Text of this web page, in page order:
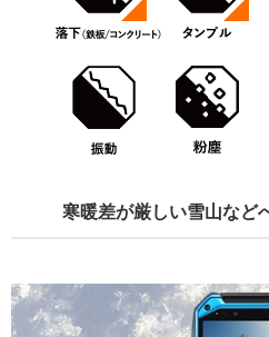
寒暖差が厳しい雪山など